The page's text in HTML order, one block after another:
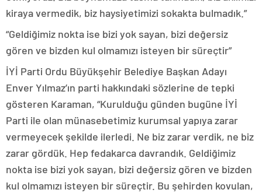
kiraya vermedik, biz haysiyetimizi sokakta bulmadık.”
“Geldiğimiz nokta ise bizi yok sayan, bizi değersiz
gören ve bizden kul olmamızı isteyen bir süreçtir”
İYİ Parti Ordu Büyükşehir Belediye Başkan Adayı
Enver Yılmaz’ın parti hakkındaki sözlerine de tepki
gösteren Karaman, “Kurulduğu günden bugüne İYİ
Parti ile olan münasebetimiz kurumsal yapıya zarar
vermeyecek şekilde ilerledi. Ne biz zarar verdik, ne biz
zarar gördük. Hep fedakarca davrandık. Geldiğimiz
nokta ise bizi yok sayan, bizi değersiz gören ve bizden
kul olmamızı isteyen bir süreçtir. Bu şehirden kovulan,